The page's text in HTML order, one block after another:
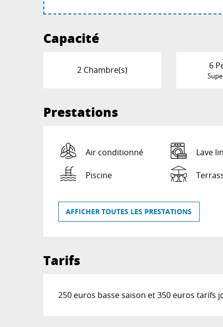
Capacité
2 Chambre(s) 6
Prestations
Air conditionné Lave
Piscine
AFFICHER TOUTES LES PRESTATIONS
Tarifs
250 euros basse saison et 350 euros tarifs